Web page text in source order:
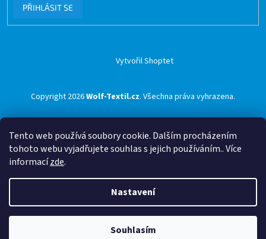
Tento web používá soubory cookie. Dalším procházením
tohoto webu vyjadřujete souhlas s jejich používáním.. Více
informacízde.
Nastavení
Souhlasím
PŘIHLÁSIT SE
Vytvořil Shoptet
Copyright 2026Wolf-Textil.cz. Všechna práva vyhrazena.